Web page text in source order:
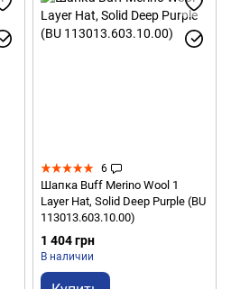
6
Шапка Buff Merino Wool 1
Layer Hat, Solid Deep Purple (BU
113013.603.10.00)
1 404 грн
В наличии